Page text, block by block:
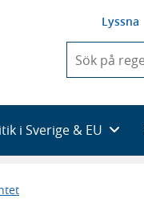
Lyssna
du
skriva
framträder
en
i Sverige & EU